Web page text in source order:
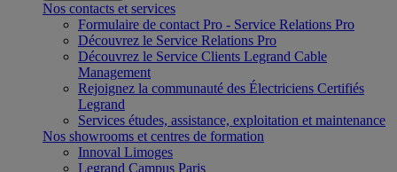
Nos contacts et services
Formulaire de contact Pro - Service Relations Pro
Découvrez le Service Relations Pro
Découvrez le Service Clients Legrand Cable
Management
Rejoignez la communauté des Électriciens Certifiés
Legrand
Services études, assistance, exploitation et maintenance
Nos showrooms et centres de formation
Innoval Limoges
Legrand Campus Paris